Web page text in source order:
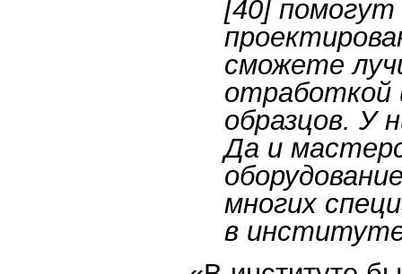
[40] помогут
сможете
отработкой
образцов. У
Да и
многих
в